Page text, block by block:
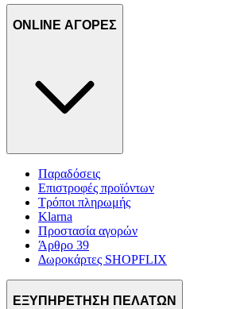
ONLINE ΑΓΟΡΕΣ
Παραδόσεις
Επιστροφές προϊόντων
Τρόποι πληρωμής
Klarna
Προστασία αγορών
Άρθρο 39
Δωροκάρτες SHOPFLIX
ΕΞΥΠΗΡΕΤΗΣΗ ΠΕΛΑΤΩΝ